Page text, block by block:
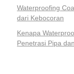
Waterproofing
dari Kebocoran
Kenapa
Penetrasi Pipa